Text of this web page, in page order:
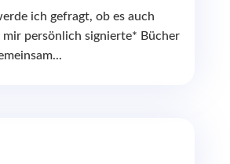
ich gefragt, ob es auch
persönlich signierte* Bücher